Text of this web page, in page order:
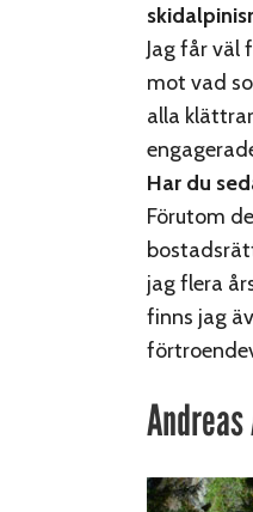
Jag får väl
mot vad
alla
Har du
Förutom
jag flera
finns jag